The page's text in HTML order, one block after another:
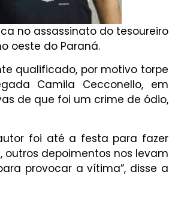
no assassinato do tesoureiro
oeste do Paraná.
qualificado, por motivo torpe
Camila Cecconello, em
de que foi um crime de ódio,
foi até a festa para fazer
outros depoimentos nos levam
provocar a vítima”, disse a